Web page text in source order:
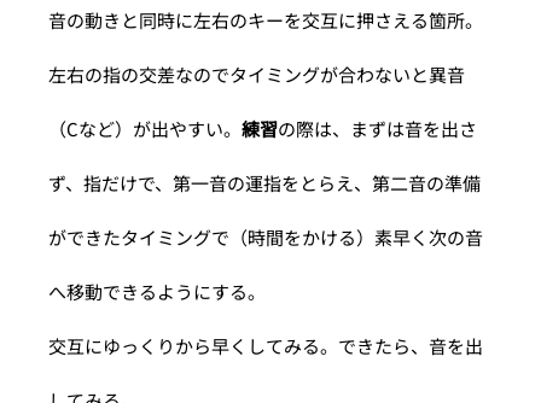
音の動きと同時に左右のキーを交互に押さえる箇所。
左右の指の交差なのでタイミングが合わないと異音
（Cなど）が出やすい。練習の際は、まずは音を出さ
ず、指だけで、第一音の運指をとらえ、第二音の準備
ができたタイミングで（時間をかける）素早く次の音
へ移動できるようにする。
交互にゆっくりから早くしてみる。できたら、音を出